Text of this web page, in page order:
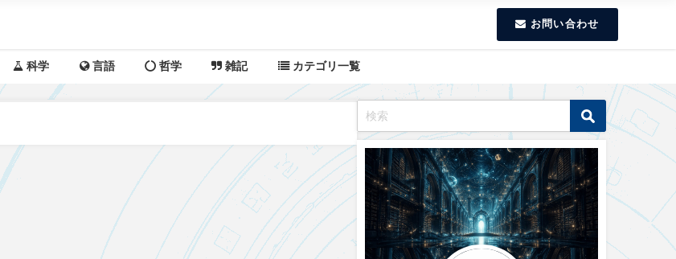
お問い合わせ
科学 言語 哲学 雑記 カテゴリ一覧